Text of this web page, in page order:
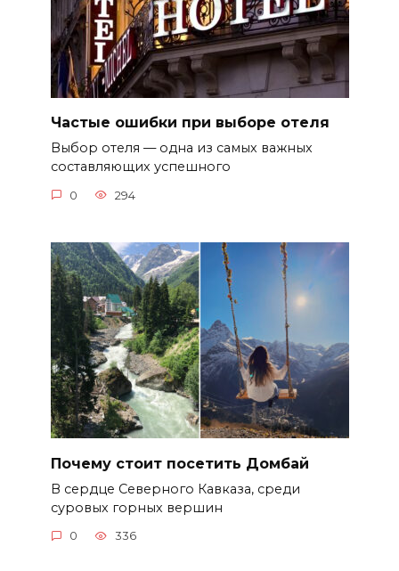
Частые ошибки при выборе отеля
Выбор отеля — одна из самых важных
составляющих успешного
0 294
Почему стоит посетить Домбай
В сердце Северного Кавказа, среди
суровых горных вершин
0 336